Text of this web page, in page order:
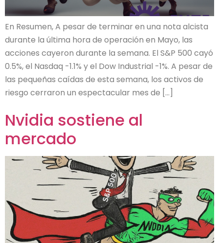
En Resumen, A pesar de terminar en una nota alcista
durante la última hora de operación en Mayo, las
acciones cayeron durante la semana. El S&P 500 cayó
0.5%, el Nasdaq -1.1% y el Dow Industrial -1%. A pesar de
las pequeñas caídas de esta semana, los activos de
riesgo cerraron un espectacular mes de […]
Nvidia sostiene al
mercado